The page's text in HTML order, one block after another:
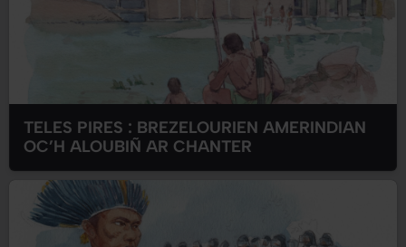
TELES PIRES : BREZELOURIEN AMERINDIAN
OC’H ALOUBIÑ AR CHANTER